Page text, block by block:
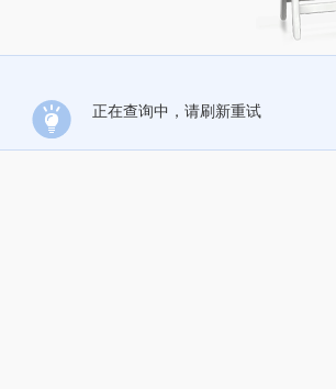
正在查询中，请刷新重试